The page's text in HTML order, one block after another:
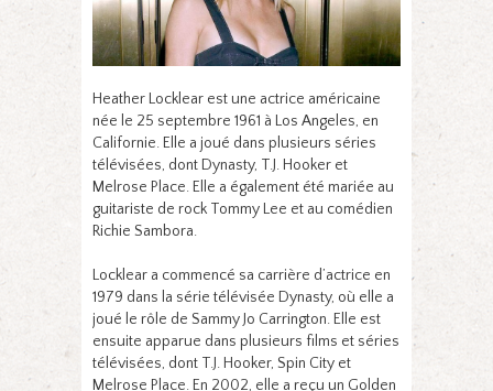
Heather Locklear est une actrice américaine
née le 25 septembre 1961 à Los Angeles, en
Californie. Elle a joué dans plusieurs séries
télévisées, dont Dynasty, T.J. Hooker et
Melrose Place. Elle a également été mariée au
guitariste de rock Tommy Lee et au comédien
Richie Sambora.
Locklear a commencé sa carrière d’actrice en
1979 dans la série télévisée Dynasty, où elle a
joué le rôle de Sammy Jo Carrington. Elle est
ensuite apparue dans plusieurs films et séries
télévisées, dont T.J. Hooker, Spin City et
Melrose Place. En 2002, elle a reçu un Golden